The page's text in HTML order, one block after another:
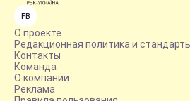
FB
О проекте
Редакционная политика и
Контакты
Команда
О компании
Реклама